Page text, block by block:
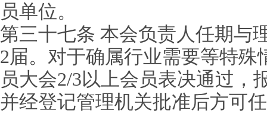
员单位。
第三十七条 本会负责人任期与
2届。对于确属行业需要等特
员大会2/3以上会员表决通过，
并经登记管理机关批准后方可